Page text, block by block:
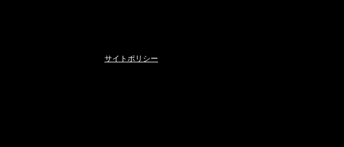
サイトポリシー